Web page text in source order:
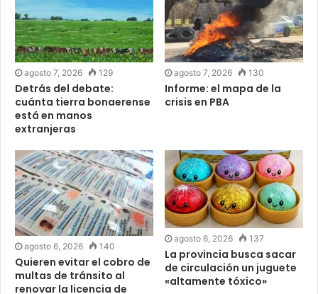
agosto 7, 2026 129
Detrás del debate:
cuánta tierra bonaerense
está en manos
extranjeras
agosto 7, 2026 130
Informe: el mapa de la
crisis en PBA
agosto 6, 2026 140
Quieren evitar el cobro de
multas de tránsito al
renovar la licencia de
agosto 6, 2026 137
La provincia busca sacar
de circulación un juguete
«altamente tóxico»